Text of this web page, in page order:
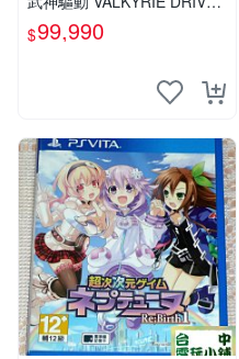
日文版【台中恐龍電玩】
$99,990